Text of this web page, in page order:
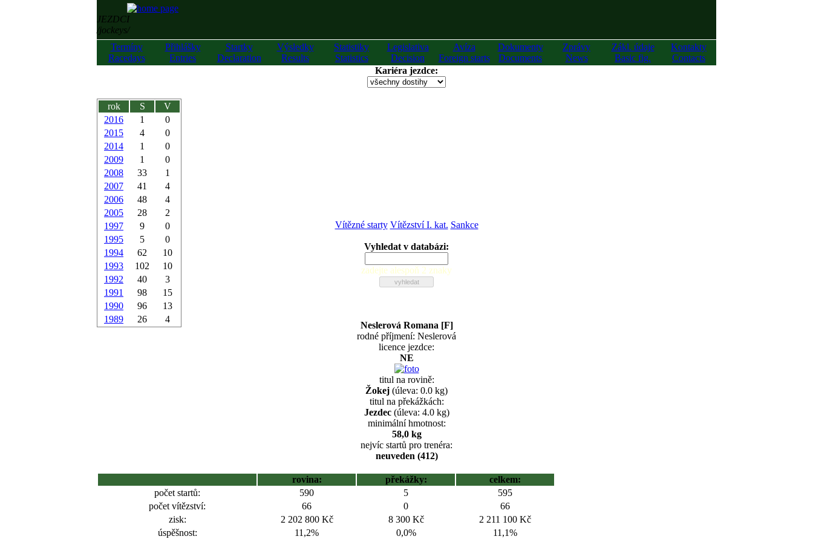
JEZDCI
/jockeys/
Termíny
Racedays
Přihlášky
Entries
Startky
Declaration
Výsledky
Results
Statistiky
Statistics
Legislativa
Decision
Avíza
Foreign starts
Dokumenty
Documents
Zprávy
News
Zákl. údaje
Basic fig.
Kontakty
Contacts
Kariéra jezdce:
rok S
V
2016
1
0
2015
4
0
2014
1
0
2009
1
0
2008
33
1
2007
41
4
2006
48
4
2005
28
2
1997
9
0
1995
5
0
1994
62
10
1993
102
10
1992
40
3
1991
98
15
1990
96
13
1989
26 4
Vítězné starty Vítězství I. kat. Sankce
Vyhledat v databázi:
zadejte alespoň 2 znaky
Neslerová Romana [F]
rodné příjmení: Neslerová
licence jezdce:
NE
titul na rovině:
Žokej (úleva: 0.0 kg)
titul na překážkách:
Jezdec(úleva: 4.0 kg)
minimální hmotnost:
58,0 kg
nejvíc startů pro trenéra:
neuveden (412)
rovina: překážky:
celkem:
počet startů:
590 5
595
počet vítězství:
66 0
66
zisk:
2 202 800 Kč 8 300 Kč
2 211 100 Kč
úspěšnost:
11,2% 0,0%
11,1%